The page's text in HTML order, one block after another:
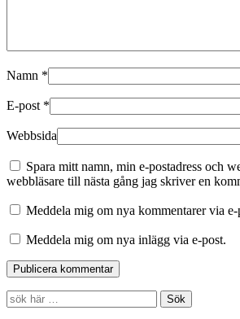
Namn *
E-post *
Webbsida
Spara mitt namn, min e-postadress och
webbläsare till nästa gång jag skriver en
Meddela mig om nya kommentarer via e-
Meddela mig om nya inlägg via e-post.
Search
for: